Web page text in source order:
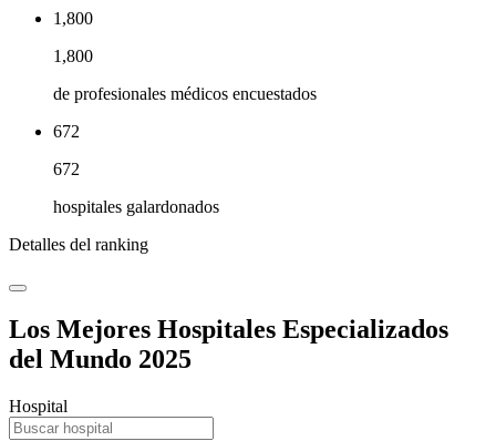
1,800
1,800
de profesionales médicos encuestados
672
672
hospitales galardonados
Detalles del ranking
Los Mejores Hospitales Especializados
del Mundo 2025
Hospital